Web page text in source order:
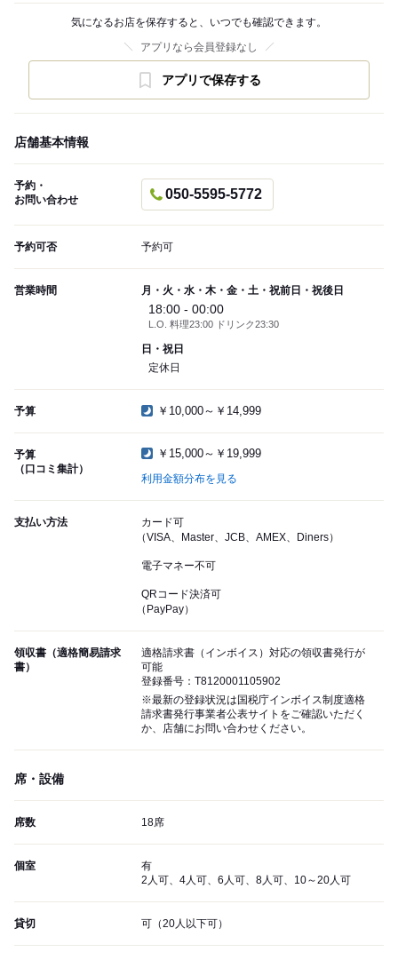
気になるお店を保存すると、いつでも確認できます。
アプリなら会員登録なし
アプリで保存する
店舗基本情報
予約・
お問い合わせ
050-5595-5772
予約可否 予約可
営業時間 月・火・水・木・金・土・祝前日・祝後日
18:00 - 00:00
L.O. 料理23:00 ドリンク23:30
日・祝日
定休日
予算 ￥10,000～￥14,999
予算
（口コミ集計）
￥15,000～￥19,999
利用金額分布を見る
支払い方法
カード可
（VISA、Master、JCB、AMEX、Diners）
電子マネー不可
QRコード決済可
（PayPay）
領収書（適格簡易請求
書）
適格請求書（インボイス）対応の領収書発行が
可能
登録番号：T8120001105902
※最新の登録状況は国税庁インボイス制度適格
請求書発行事業者公表サイトをご確認いただく
か、店舗にお問い合わせください。
席・設備
席数 18席
個室
有
2人可、4人可、6人可、8人可、10～20人可
貸切 可（20人以下可）